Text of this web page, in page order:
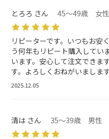
とろろ さん 45～49歳 女性
リピーターです。いつもお安
う何年もリピート購入してい
います。安心して注文できま
す。よろしくおねがいまします
2025.12.05
清は さん 35～39歳 男性